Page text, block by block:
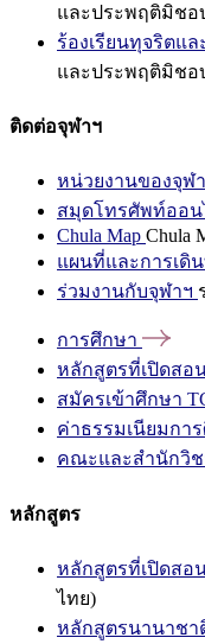
และประพฤติมิชอ
ร้องเรียนทุจริตแ
และประพฤติมิชอ
ติดต่อจุฬาฯ
หน่วยงานของจุฬ
สมุดโทรศัพท์ออน
Chula Map Chula
แผนที่และการเดิ
ร่วมงานกับจุฬาฯ
การศึกษา
หลักสูตรที่เปิดสอ
สมัครเข้าศึกษา
ค่าธรรมเนียมกา
คณะและสำนักวิช
หลักสูตร
หลักสูตรที่เปิดสอ
ไทย)
หลักสูตรนานาชา